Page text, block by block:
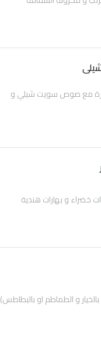
مع صوص سويت شيلي و
خضراء و بهارات هندية
بالخيار و الطماطم او بالبطاطس)